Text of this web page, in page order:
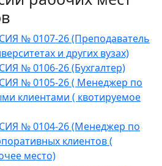
№ 0107-26 (Преподаватель
и других вузах)
№ 0106-26 (Бухгалтер)
№ 0105-26 ( Менеджер по
клиентами ( квотируемое
№ 0104-26 (Менеджер по
клиентов (
место)